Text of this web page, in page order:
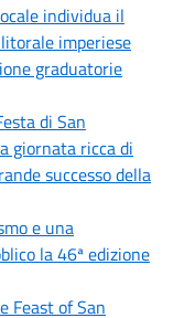
individua il
imperiese
graduatorie
di San
giornata ricca di
successo della
e una
la 46ª edizione
Feast of San